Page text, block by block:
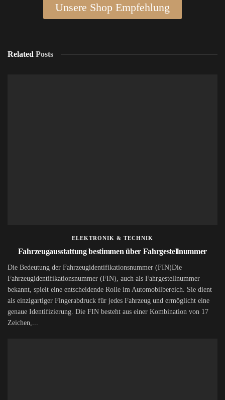
Unsere Shop Empfehlung
Related Posts
ELEKTRONIK & TECHNIK
Fahrzeugausstattung bestimmen über Fahrgestellnummer
Die Bedeutung der Fahrzeugidentifikationsnummer (FIN)Die
Fahrzeugidentifikationsnummer (FIN), auch als Fahrgestellnummer
bekannt, spielt eine entscheidende Rolle im Automobilbereich. Sie dient
als einzigartiger Fingerabdruck für jedes Fahrzeug und ermöglicht eine
genaue Identifizierung. Die FIN besteht aus einer Kombination von 17
Zeichen,...